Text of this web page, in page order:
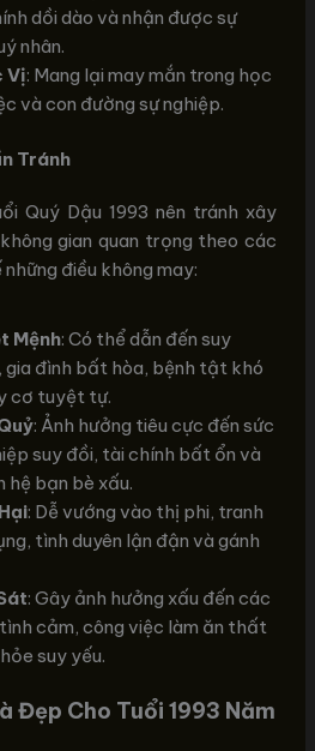
dồi dào và nhận được sự
nhân.
Vị: Mang lại may mắn trong học
và con đường sự nghiệp.
Tránh
Quý Dậu 1993 nên tránh xây
gian quan trọng theo các
điều không may:
Mệnh: Có thể dẫn đến suy
gia đình bất hòa, bệnh tật khó
cơ tuyệt tự.
: Ảnh hưởng tiêu cực đến sức
suy đồi, tài chính bất ổn và
hệ bạn bè xấu.
: Dễ vướng vào thị phi, tranh
tình duyên lận đận và gánh
: Gây ảnh hưởng xấu đến các
cảm, công việc làm ăn thất
suy yếu.
Đẹp Cho Tuổi 1993 Năm